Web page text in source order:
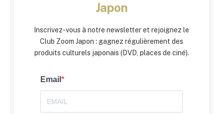
Japon
Inscrivez-vous à notre newsletter et rejoignez le
Club Zoom Japon : gagnez régulièrement des
produits culturels japonais (DVD, places de ciné).
Email